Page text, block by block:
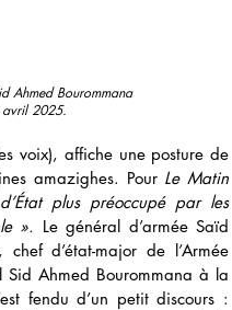
Ahmed Bourommana
avril 2025.
voix), affiche une posture de
amazighes. Pour Le Matin
plus préoccupé par les
». Le général d’armée Saïd
d’état-major de l’Armée
Ahmed Bourommana à la